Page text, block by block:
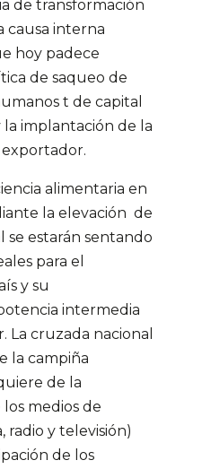
de transformación
causa interna
hoy padece
de saqueo de
t de capital
implantación de la
alimentaria en
la elevación de
se estarán sentando
para el
y su
intermedia
La cruzada nacional
la campiña
de la
medios de
radio y televisión)
de los